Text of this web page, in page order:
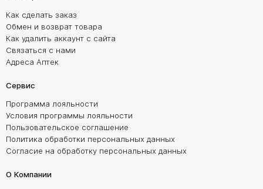
Как сделать заказ
Обмен и возврат товара
Как удалить аккаунт с сайта
Связаться с нами
Адреса Аптек
Сервис
Программа лояльности
Условия программы лояльности
Пользовательское соглашение
Политика обработки персональных данных
Согласие на обработку персональных данных
О Компании